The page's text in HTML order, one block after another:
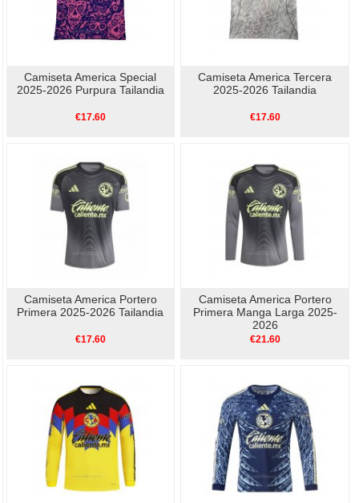
Camiseta America Special
2025-2026 Purpura Tailandia
€17.60
Camiseta America Tercera
2025-2026 Tailandia
€17.60
Camiseta America Portero
Primera 2025-2026 Tailandia
€17.60
Camiseta America Portero
Primera Manga Larga 2025-
2026
€21.60